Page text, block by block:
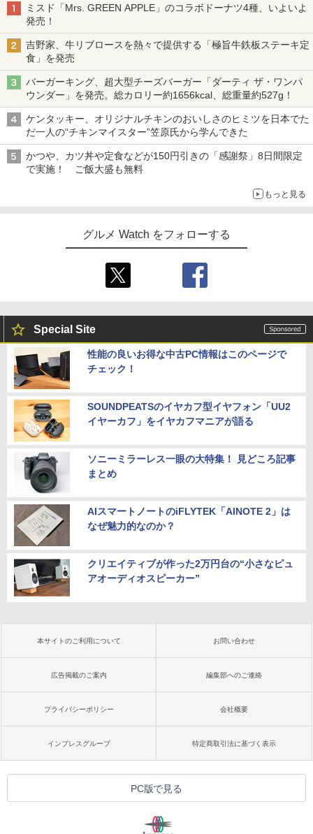
ミスド「Mrs. GREEN APPLE」のコラボドーナツ4種、いよいよ
発売！
吉野家、牛リブロースを熱々で提供する「極旨牛鉄板ステーキ定
食」を発売
バーガーキング、超大型チーズバーガー「ダーティ ザ・ワンパ
ウンダー」を発売。総カロリー約1656kcal、総重量約527g！
ケンタッキー、オリジナルチキンのおいしさのヒミツを日本でた
だ一人の“チキンマイスター”笠原氏から学んできた
かつや、カツ丼や定食などが150円引きの「感謝祭」8日間限定
で実施！ ご飯大盛も無料
もっと見る
グルメ Watch をフォローする
Special Site
性能の良いお得な中古PC情報はこのページで
チェック！
SOUNDPEATSのイヤカフ型イヤフォン「UU2
イヤーカフ」をイヤカフマニアが語る
ソニーミラーレス一眼の大特集！ 見どころ記事
まとめ
AIスマートノートのiFLYTEK「AINOTE 2」は
なぜ魅力的なのか？
クリエイティブが作った2万円台の“小さなピュ
アオーディオスピーカー”
本サイトのご利用について お問い合わせ
広告掲載のご案内 編集部へのご連絡
プライバシーポリシー 会社概要
インプレスグループ 特定商取引法に基づく表示
PC版で見る